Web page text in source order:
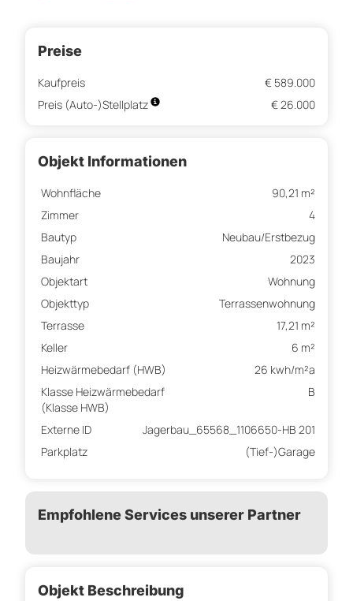
Preise
Kaufpreis
€ 589.000
Preis (Auto-)Stellplatz
€ 26.000
Objekt Informationen
Wohnfläche
90,21 m²
Zimmer
4
Bautyp
Neubau/Erstbezug
Baujahr
2023
Objektart
Wohnung
Objekttyp
Terrassenwohnung
Terrasse
17,21 m²
Keller
6 m²
Heizwärmebedarf (HWB)
26 kwh/m²a
Klasse Heizwärmebedarf
(Klasse HWB)
B
Externe ID
Jagerbau_65568_1106650-HB 201
Parkplatz
(Tief-)Garage
Empfohlene Services unserer Partner
Objekt Beschreibung